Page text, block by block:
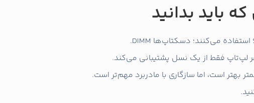
باید بدانید
بهتر است، اما سازگاری با مادربرد مهم‌تر است.